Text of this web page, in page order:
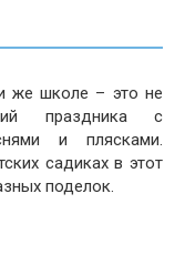
же школе – это не
праздника с
и плясками.
садиках в этот
поделок.